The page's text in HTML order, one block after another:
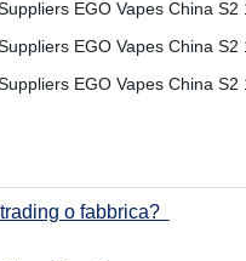
o fabbrica?